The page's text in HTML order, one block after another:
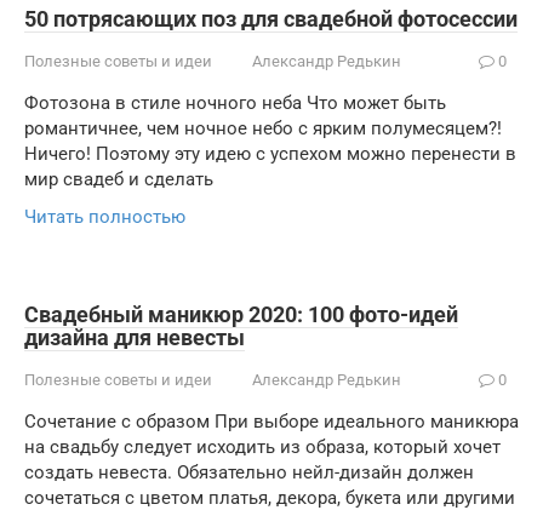
50 потрясающих поз для свадебной фотосессии
Полезные советы и идеи Александр Редькин 0
Фотозона в стиле ночного неба Что может быть
романтичнее, чем ночное небо с ярким полумесяцем?!
Ничего! Поэтому эту идею с успехом можно перенести в
мир свадеб и сделать
Читать полностью
Свадебный маникюр 2020: 100 фото-идей
дизайна для невесты
Полезные советы и идеи Александр Редькин 0
Сочетание с образом При выборе идеального маникюра
на свадьбу следует исходить из образа, который хочет
создать невеста. Обязательно нейл-дизайн должен
сочетаться с цветом платья, декора, букета или другими